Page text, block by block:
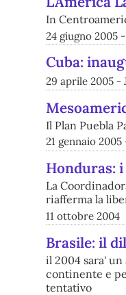
In
24 giugno 2005
Cuba:
29 aprile 2005 -
Il Plan Puebla
21 gennaio
Honduras:
La
riafferma la
11 ottobre 2004
Brasile: il
il 2004 sara'
continente e
tentativo